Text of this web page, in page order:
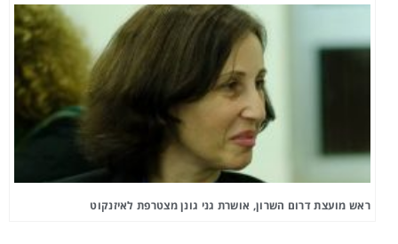
ראש מועצת דרום השרון, אושרת גני גונן מצטרפת לאיזנקוט